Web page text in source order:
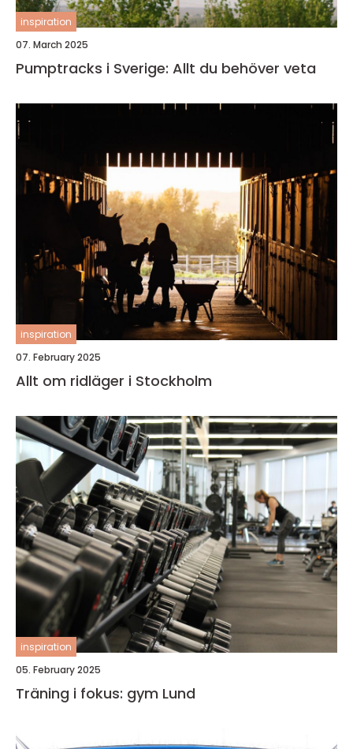
inspiration
07. March 2025
Pumptracks i Sverige: Allt du behöver veta
inspiration
07. February 2025
Allt om ridläger i Stockholm
inspiration
05. February 2025
Träning i fokus: gym Lund